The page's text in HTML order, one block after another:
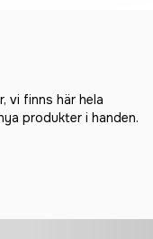
vi finns här hela
produkter i handen.